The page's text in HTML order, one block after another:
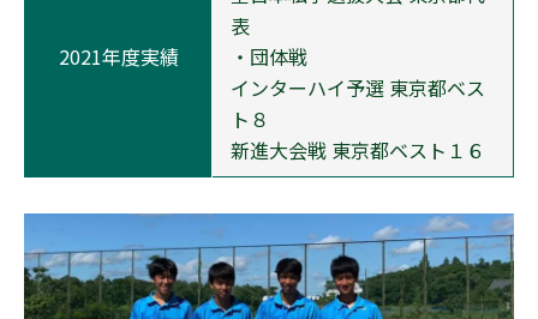
2021年度実績
表
・団体戦
インターハイ予選 東京都ベス
ト８
新進大会戦 東京都ベスト１６